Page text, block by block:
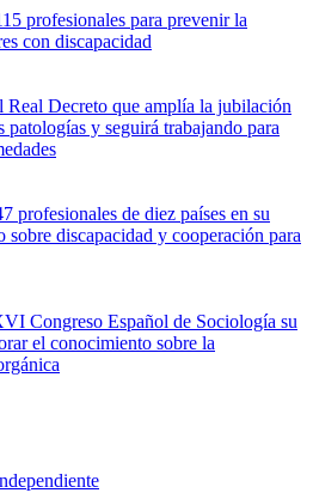
de Personas con Discapacidad Física
el reconocimiento automático del
profesionales para prevenir la
con discapacidad
Decreto que amplía la jubilación
patologías y seguirá trabajando para
profesionales de diez países en su
sobre discapacidad y cooperación para
Congreso Español de Sociología su
el conocimiento sobre la